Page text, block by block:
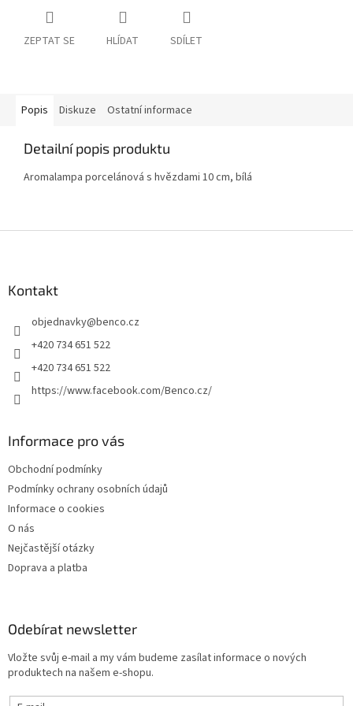
ZEPTAT SE HLÍDAT SDÍLET
Popis Diskuze Ostatní informace
Detailní popis produktu
Aromalampa porcelánová s hvězdami 10 cm, bílá
Kontakt
objednavky@benco.cz
+420 734 651 522
+420 734 651 522
https://www.facebook.com/Benco.cz/
Informace pro vás
Obchodní podmínky
Podmínky ochrany osobních údajů
Informace o cookies
O nás
Nejčastější otázky
Doprava a platba
Odebírat newsletter
Vložte svůj e-mail a my vám budeme zasílat informace o nových
produktech na našem e-shopu.